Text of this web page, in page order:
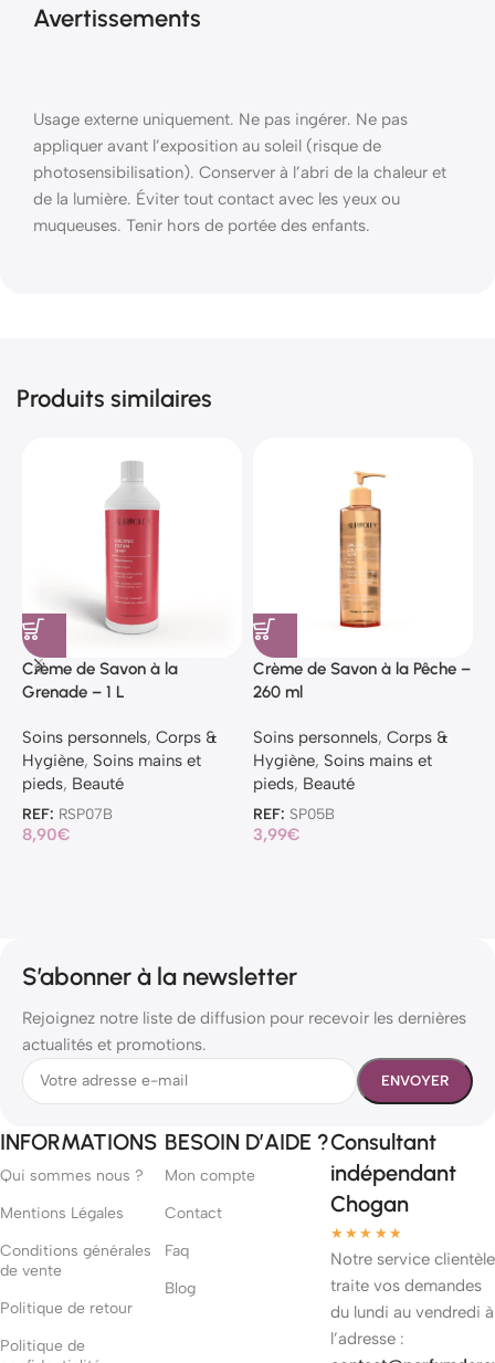
Avertissements
Usage externe uniquement. Ne pas ingérer. Ne pas
appliquer avant l’exposition au soleil (risque de
photosensibilisation). Conserver à l’abri de la chaleur et
de la lumière. Éviter tout contact avec les yeux ou
muqueuses. Tenir hors de portée des enfants.
Produits similaires
Crème de Savon à la
Grenade – 1 L
Soins personnels, Corps &
Hygiène, Soins mains et
pieds, Beauté
REF: RSP07B
8,90€
Crème de Savon à la Pêche –
260 ml
Soins personnels, Corps &
Hygiène, Soins mains et
pieds, Beauté
REF: SP05B
3,99€
S’abonner à la newsletter
Rejoignez notre liste de diffusion pour recevoir les dernières
actualités et promotions.
INFORMATIONS
Qui sommes nous ?
Mentions Légales
Conditions générales
de vente
Politique de retour
Politique de
BESOIN D’AIDE ?
Mon compte
Contact
Faq
Blog
Consultant
indépendant
Chogan
★★★★★
Notre service clientèle
traite vos demandes
du lundi au vendredi à
l’adresse :